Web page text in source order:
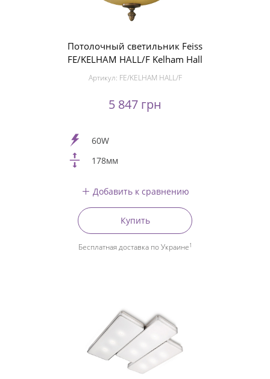
Потолочный светильник Feiss
FE/KELHAM HALL/F Kelham Hall
Артикул: FE/KELHAM HALL/F
5 847 грн
60W
178мм
Добавить к сравнению
Купить
Бесплатная доставка по Украине1